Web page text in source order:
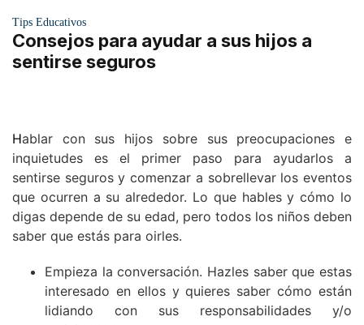
Tips Educativos
Consejos para ayudar a sus hijos a
sentirse seguros
Hablar con sus hijos sobre sus preocupaciones e
inquietudes es el primer paso para ayudarlos a
sentirse seguros y comenzar a sobrellevar los eventos
que ocurren a su alrededor. Lo que hables y cómo lo
digas depende de su edad, pero todos los niños deben
saber que estás para oirles.
Empieza la conversación. Hazles saber que estas
interesado en ellos y quieres saber cómo están
lidiando con sus responsabilidades y/o